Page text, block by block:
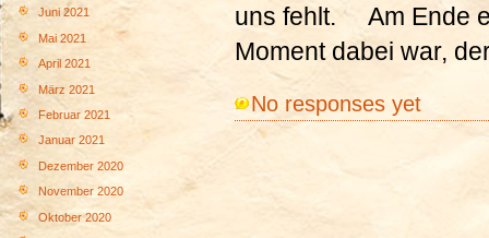
Juni 2021
Mai 2021
April 2021
März 2021
Februar 2021
Januar 2021
Dezember 2020
November 2020
Oktober 2020
uns fehlt. Am Ende
Moment dabei war,
No responses yet